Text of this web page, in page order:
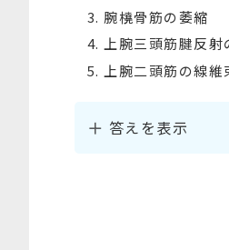
腕橈骨筋の萎縮
上腕三頭筋腱反射
上腕二頭筋の線
答えを表示